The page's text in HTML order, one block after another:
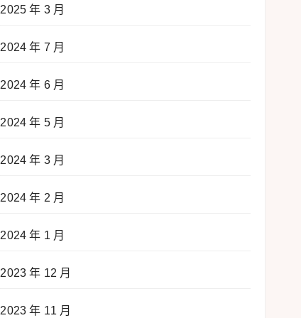
2025 年 3 月
2024 年 7 月
2024 年 6 月
2024 年 5 月
2024 年 3 月
2024 年 2 月
2024 年 1 月
2023 年 12 月
2023 年 11 月